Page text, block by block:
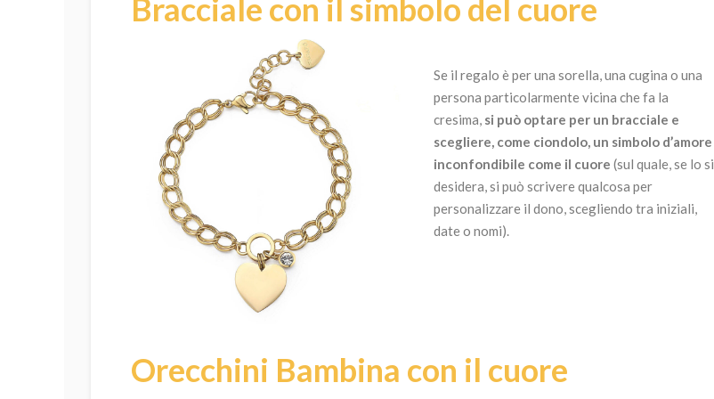
Bracciale con il simbolo del cuore
Se il regalo è per una sorella, una cugina o una
persona particolarmente vicina che fa la
cresima, si può optare per un bracciale e
scegliere, come ciondolo, un simbolo d’amore
inconfondibile come il cuore (sul quale, se lo si
desidera, si può scrivere qualcosa per
personalizzare il dono, scegliendo tra iniziali,
date o nomi).
Orecchini Bambina con il cuore